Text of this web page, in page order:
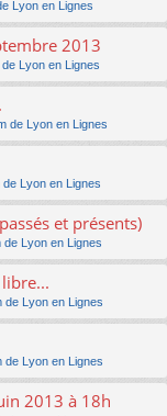
Lyon en Lignes
2013
de Lyon en Lignes
de Lyon en Lignes
de Lyon en Lignes
et présents)
de Lyon en Lignes
de Lyon en Lignes
de Lyon en Lignes
2013 à 18h